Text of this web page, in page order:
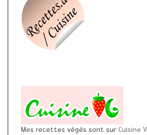
Mes recettes végés sont sur Cuisine